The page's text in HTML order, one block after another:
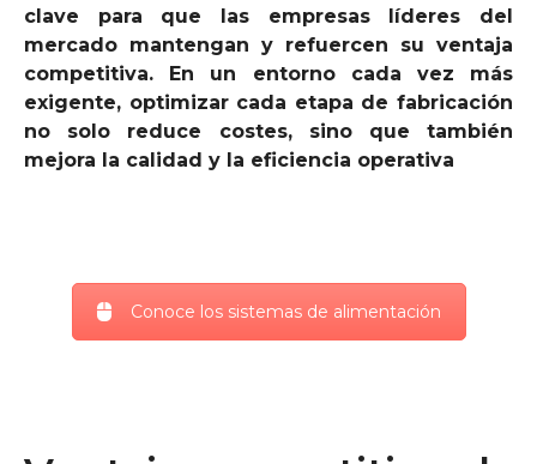
clave para que las empresas líderes del
mercado mantengan y refuercen su ventaja
competitiva. En un entorno cada vez más
exigente, optimizar cada etapa de fabricación
no solo reduce costes, sino que también
mejora la calidad y la eficiencia operativa
Conoce los sistemas de alimentación